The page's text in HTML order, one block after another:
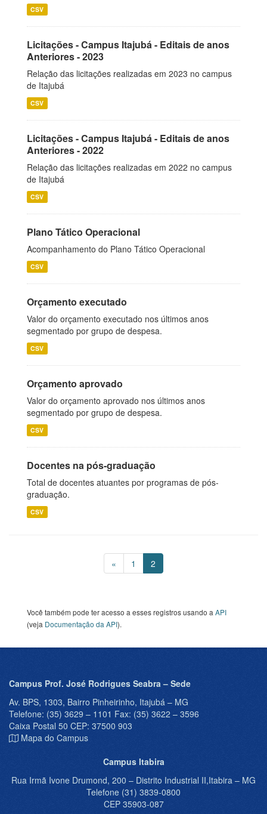
CSV
Licitações - Campus Itajubá - Editais de anos
Anteriores - 2023
Relação das licitações realizadas em 2023 no campus
de Itajubá
CSV
Licitações - Campus Itajubá - Editais de anos
Anteriores - 2022
Relação das licitações realizadas em 2022 no campus
de Itajubá
CSV
Plano Tático Operacional
Acompanhamento do Plano Tático Operacional
CSV
Orçamento executado
Valor do orçamento executado nos últimos anos
segmentado por grupo de despesa.
CSV
Orçamento aprovado
Valor do orçamento aprovado nos últimos anos
segmentado por grupo de despesa.
CSV
Docentes na pós-graduação
Total de docentes atuantes por programas de pós-
graduação.
CSV
« 1 2
Você também pode ter acesso a esses registros usando a API
(veja Documentação da API).
Campus Prof. José Rodrigues Seabra – Sede
Av. BPS, 1303, Bairro Pinheirinho, Itajubá – MG
Telefone: (35) 3629 – 1101 Fax: (35) 3622 – 3596
Caixa Postal 50 CEP: 37500 903
Mapa do Campus
Campus Itabira
Rua Irmã Ivone Drumond, 200 – Distrito Industrial II,Itabira – MG
Telefone (31) 3839-0800
CEP 35903-087